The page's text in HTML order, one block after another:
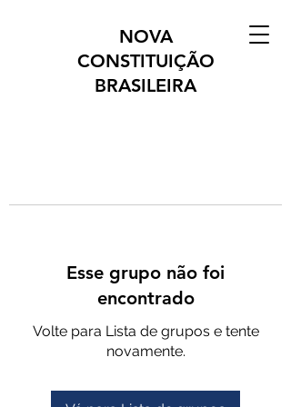
NOVA
CONSTITUIÇÃO
BRASILEIRA
Esse grupo não foi
encontrado
Volte para Lista de grupos e tente
novamente.